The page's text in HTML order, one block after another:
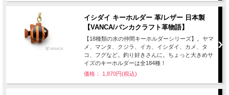
イシダイ キーホルダー 革/レザー 日本製
【VANCA/バンカクラフト革物語】
【18種類の水の仲間キーホルダーシリーズ】。ヤマ
メ、マンタ、クジラ、イカ、イシダイ、カメ、タ
コ、フグなど。釣り好きさんに。ちょっと大きめサ
イズのキーホルダーは全184種！
価格： 1,870円(税込)